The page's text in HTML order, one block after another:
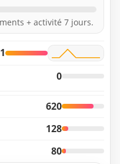
+ activité 7 jours.
1
0
620
128
80